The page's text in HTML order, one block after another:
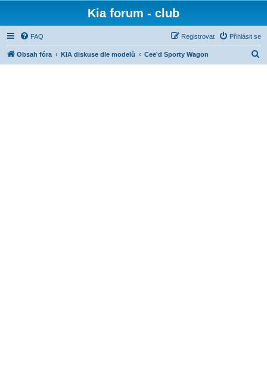
Kia forum - club
FAQ Přihlásit se
Registrovat
Obsah fóra KIA diskuse dle modelů Cee'd Sporty Wagon